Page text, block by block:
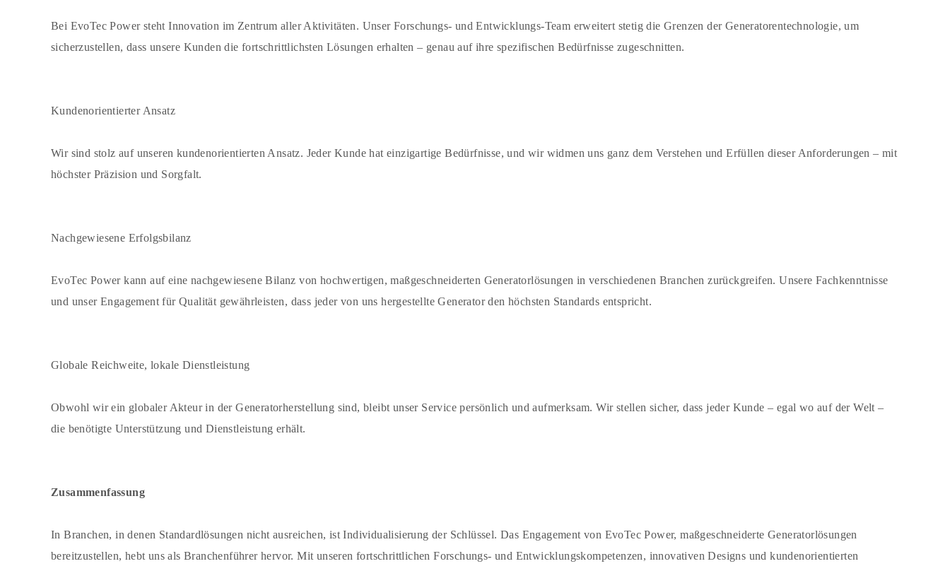
Bei EvoTec Power steht Innovation im Zentrum aller Aktivitäten. Unser Forschungs- und Entwicklungs-Team erweitert stetig die Grenzen der Generatorentechnologie, um
sicherzustellen, dass unsere Kunden die fortschrittlichsten Lösungen erhalten – genau auf ihre spezifischen Bedürfnisse zugeschnitten.
Kundenorientierter Ansatz
Wir sind stolz auf unseren kundenorientierten Ansatz. Jeder Kunde hat einzigartige Bedürfnisse, und wir widmen uns ganz dem Verstehen und Erfüllen dieser Anforderungen – mit
höchster Präzision und Sorgfalt.
Nachgewiesene Erfolgsbilanz
EvoTec Power kann auf eine nachgewiesene Bilanz von hochwertigen, maßgeschneiderten Generatorlösungen in verschiedenen Branchen zurückgreifen. Unsere Fachkenntnisse
und unser Engagement für Qualität gewährleisten, dass jeder von uns hergestellte Generator den höchsten Standards entspricht.
Globale Reichweite, lokale Dienstleistung
Obwohl wir ein globaler Akteur in der Generatorherstellung sind, bleibt unser Service persönlich und aufmerksam. Wir stellen sicher, dass jeder Kunde – egal wo auf der Welt –
die benötigte Unterstützung und Dienstleistung erhält.
Zusammenfassung
In Branchen, in denen Standardlösungen nicht ausreichen, ist Individualisierung der Schlüssel. Das Engagement von EvoTec Power, maßgeschneiderte Generatorlösungen
bereitzustellen, hebt uns als Branchenführer hervor. Mit unseren fortschrittlichen Forschungs- und Entwicklungskompetenzen, innovativen Designs und kundenorientierten